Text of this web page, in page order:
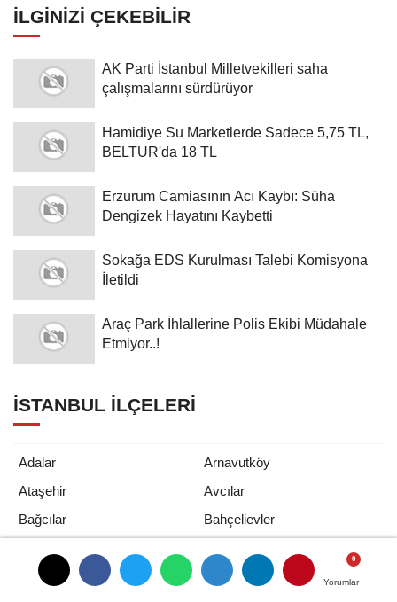
Yorumlar
Yorumlar
İLGINIZI ÇEKEBILIR
AK Parti İstanbul Milletvekilleri saha
çalışmalarını sürdürüyor
BELTUR'da 18 TL
Dengizek Hayatını Kaybetti
İletildi
Etmiyor..!
İSTANBUL İLÇELERI
Bağcılar
Başakşehir
Bayrampaşa
Beşiktaş
Beykoz
Beylikdüzü